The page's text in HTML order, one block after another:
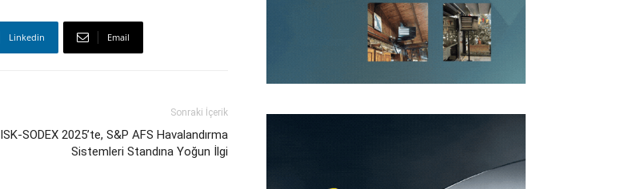
Linkedin Email
Sonraki İçerik
ISK-SODEX 2025’te, S&P AFS Havalandırma
Sistemleri Standına Yoğun İlgi